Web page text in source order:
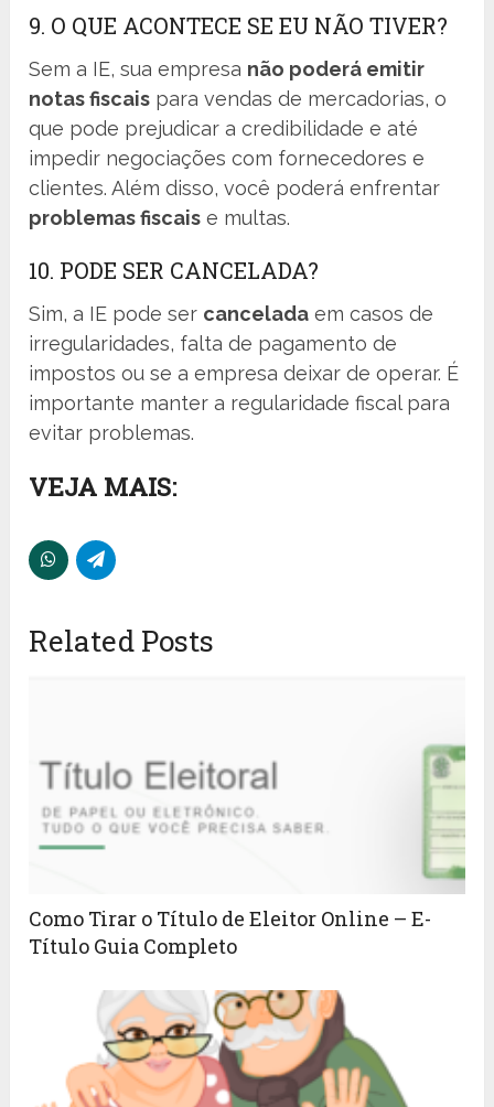
9. O QUE ACONTECE SE EU NÃO TIVER?
Sem a IE, sua empresa não poderá emitir
notas fiscais para vendas de mercadorias, o
que pode prejudicar a credibilidade e até
impedir negociações com fornecedores e
clientes. Além disso, você poderá enfrentar
problemas fiscais e multas.
10. PODE SER CANCELADA?
Sim, a IE pode ser cancelada em casos de
irregularidades, falta de pagamento de
impostos ou se a empresa deixar de operar. É
importante manter a regularidade fiscal para
evitar problemas.
VEJA MAIS:
Related Posts
Como Tirar o Título de Eleitor Online – E-
Título Guia Completo